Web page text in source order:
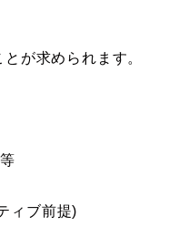
が求められます。
ィブ前提)